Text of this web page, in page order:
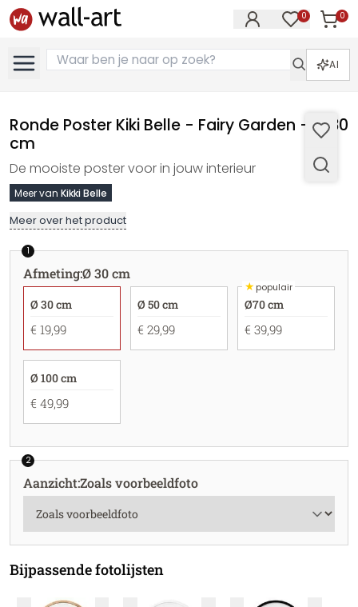
0 0
AI
Ronde Poster Kiki Belle - Fairy Garden - Ø 30
cm
De mooiste poster voor in jouw interieur
Meer van Kikki Belle
Meer over het product
1
Afmeting:Ø 30 cm
Ø 30 cm
€ 19,99
Ø 50 cm
€ 29,99
★populair
Ø70 cm
€ 39,99
Ø 100 cm
€ 49,99
2
Aanzicht:Zoals voorbeeldfoto
Bijpassende fotolijsten